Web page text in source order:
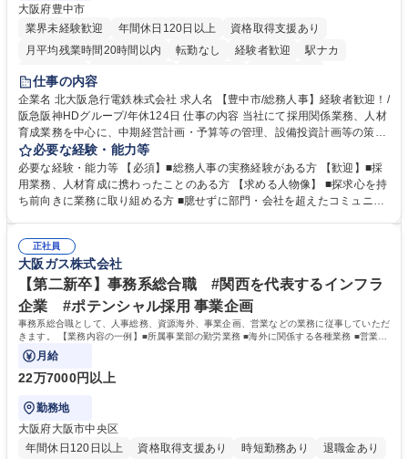
大阪府豊中市
業界未経験歓迎
年間休日120日以上
資格取得支援あり
月平均残業時間20時間以内
転勤なし 経験者歓迎
駅ナカ
退職金あり
土日祝休み
服装自由 昼食補助あり 食事補助あり
仕事の内容
企業名 北大阪急行電鉄株式会社 求人名 【豊中市/総務人事】経験者歓迎！/
阪急阪神HDグループ/年休124日 仕事の内容 当社にて採用関係業務、人材
育成業務を中心に、中期経営計画・予算等の管理、設備投資計画等の策
定、さらに社内の重要会議の運営等、経営の根幹となる幅広い総務人事業
務全般を担当していただきます。 【主な業務内容】 ■採用関係業務および
人材育成(社員研修)業務の推進 ■中期経営計画および予算等の管理 ■設備
投資計画等の策定 ■社内の重要会議の運営 ■その他総務人事業務全般 【入
務人事】経験者歓迎！/阪急阪神HDグループ/年休124日
必要な経験・能力等
必要な経験・能力等 【必須】■総務人事の実務経験がある方 【歓迎】■採
用業務、人材育成に携わったことのある方 【求める人物像】 ■探求心を持
ち前向きに業務に取り組める方 ■臆せずに部門・会社を超えたコミュニケ
囲のメンバーと協調しつつ主体性を持って能動的に業務を推進できる方 学
歴・資格 学歴：大学院 大学 高専 短大 専修学校 高校 語学力： 資格：
正社員
大阪ガス株式会社
【第二新卒】事務系総合職 #関西を代表するインフラ
企業 #ポテンシャル採用 事業企画
事務系総合職として、人事総務、資源海外、事業企画、営業などの業務に従事していただ
きます。 【業務内容の一例】■所属事業部の勤労業務 ■海外に関係する各種業務 ■営業部
門の企画スタッフ、ルート営業
月給
22万7000円以上
勤務地
大阪府大阪市中央区
年間休日120日以上
資格取得支援あり 時短勤務あり
退職金あり